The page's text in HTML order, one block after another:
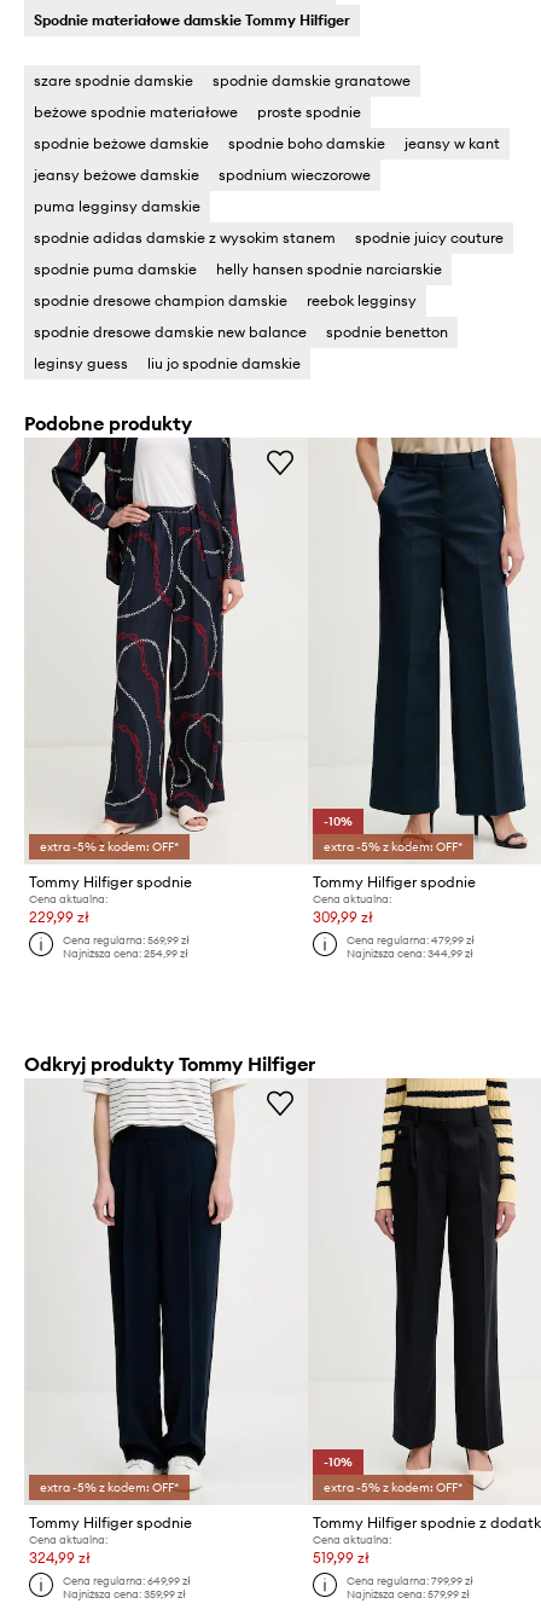
Spodnie materiałowe damskie Tommy Hilfiger
szare spodnie damskie
spodnie damskie granatowe
beżowe spodnie materiałowe
proste spodnie
spodnie beżowe damskie
spodnie boho damskie
jeansy w kant
jeansy beżowe damskie
spodnium wieczorowe
puma legginsy damskie
spodnie adidas damskie z wysokim stanem
spodnie juicy couture
spodnie puma damskie
helly hansen spodnie narciarskie
spodnie dresowe champion damskie
reebok legginsy
spodnie dresowe damskie new balance
spodnie benetton
leginsy guess
liu jo spodnie damskie
Podobne produkty
extra -5% z kodem: OFF*
Tommy Hilfiger spodnie
Cena aktualna:
229,99 zł
Cena regularna:569,99 zł
Najniższa cena:254,99 zł
-10%
extra -5% z kodem: OFF*
Tommy Hilfiger spodnie
Cena aktualna:
309,99 zł
Cena regularna: 479,99 zł
Najniższa cena: 344,99 zł
Odkryj produkty Tommy Hilfiger
extra -5% z kodem: OFF*
Tommy Hilfiger spodnie
Cena aktualna:
324,99 zł
Cena regularna:649,99 zł
Najniższa cena:359,99 zł
-10%
extra -5% z kodem: OFF*
Cena aktualna:
519,99 zł
Cena regularna: 799,99 zł
Najniższa cena: 579,99 zł